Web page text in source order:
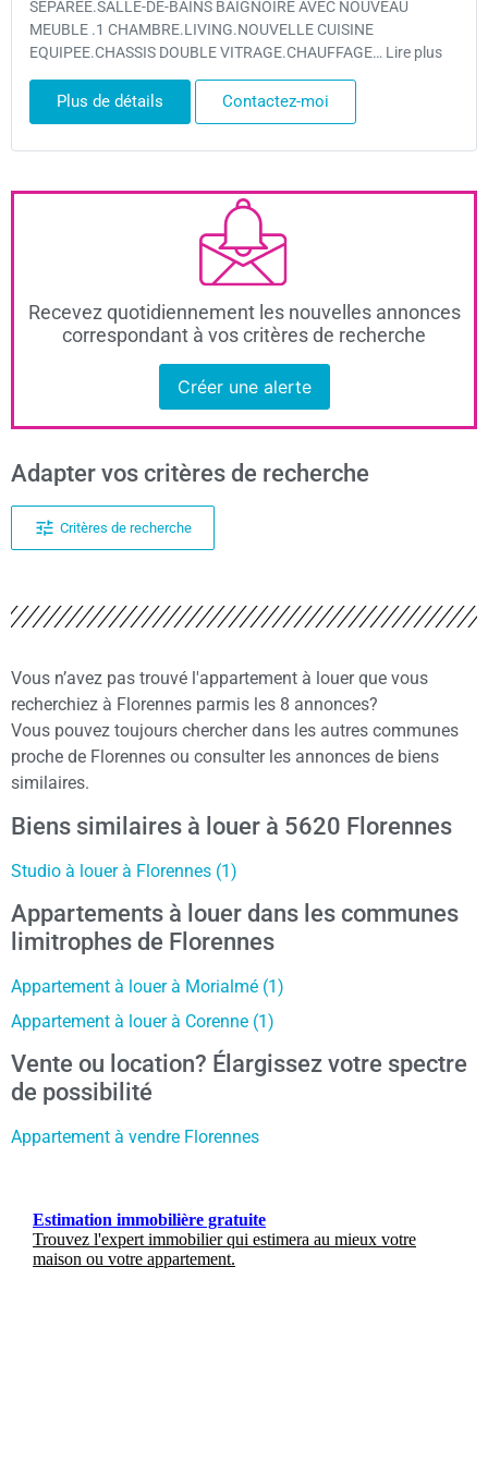
SEPAREE.SALLE-DE-BAINS BAIGNOIRE AVEC NOUVEAU
MEUBLE .1 CHAMBRE.LIVING.NOUVELLE CUISINE
EQUIPEE.CHASSIS DOUBLE VITRAGE.CHAUFFAGE… Lire plus
Plus de détails Contactez-moi
Recevez quotidiennement les nouvelles annonces
correspondant à vos critères de recherche
Créer une alerte
Adapter vos critères de recherche
Critères de recherche
Vous n’avez pas trouvé l'appartement à louer que vous
recherchiez à Florennes parmis les 8 annonces?
Vous pouvez toujours chercher dans les autres communes
proche de Florennes ou consulter les annonces de biens
similaires.
Biens similaires à louer à 5620 Florennes
Studio à louer à Florennes (1)
Appartements à louer dans les communes
limitrophes de Florennes
Appartement à louer à Morialmé (1)
Appartement à louer à Corenne (1)
Vente ou location? Élargissez votre spectre
de possibilité
Appartement à vendre Florennes